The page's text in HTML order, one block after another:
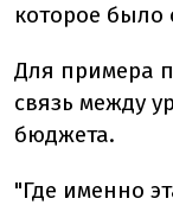
которое было
Для примера
связь между
бюджета.
"Где именно